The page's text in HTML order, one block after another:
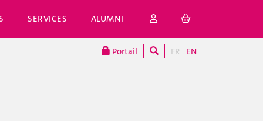
SERVICES ALUMNI
Portail FR EN